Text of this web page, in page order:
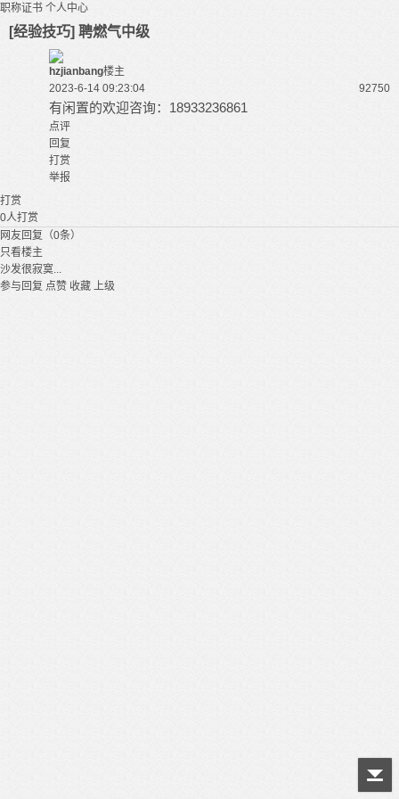
职称证书 个人中心
[经验技巧] 聘燃气中级
hzjianbang楼主
2023-6-14 09:23:04
92750
有闲置的欢迎咨询：18933236861
点评
回复
打赏
举报
打赏
0人打赏
网友回复（0条）
只看楼主
沙发很寂寞...
参与回复 点赞 收藏 上级